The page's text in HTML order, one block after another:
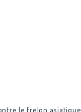
le frelon asiatique